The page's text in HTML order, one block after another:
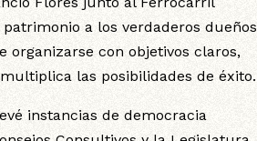
a los verdaderos dueños
organizarse con objetivos claros,
las posibilidades de éxito.
instancias de democracia